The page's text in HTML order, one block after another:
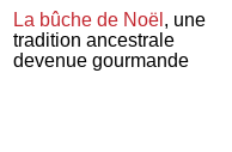
La bûche de Noël , une
tradition ancestrale
devenue gourmande